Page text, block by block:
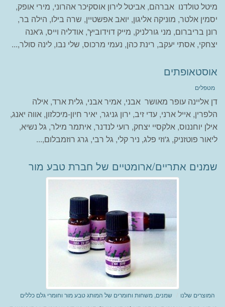
מיטל טולדנו אברהם, אביטל לירון אוסקיכר אהרוני, מירי אופק,
יסמין אלטר, מוניקה אליגון, יואב אפשטיין, שרה בילו, הילה בר,
רונן בריברום, מני גורלניק, מייק דוידוביץ', אודליה וייס, ג'אנה
יצחקי, אסתי יעקב, רינת כהן, נעמי מרכוס, שלי נבו, לינה סולר,...
אוסטאופתים
מטפלים
דן אליינה עופר מאושר אבני, אמיר אבני, גלית ארד, אילה
הלפרין, אייל ארני, עדי זיב, ירון גניגר, יאיר חיון-מיכלזון, אווה יאנג,
אילן יוחננוס, אלקסיי יצחק, רועי לנדנר, איתמר מילר, גל נשיא,
ליאור פוטזניק, ג'וזי פלג, ניר קלי, גל רבי, גרג רוזמבלום,...
שמנים אתריים/ארומטיים של חברת טבע מור
המוצרים שלנו שמנים, משחות וחומרים של המותג טבע מור וחומרי גלם כללים